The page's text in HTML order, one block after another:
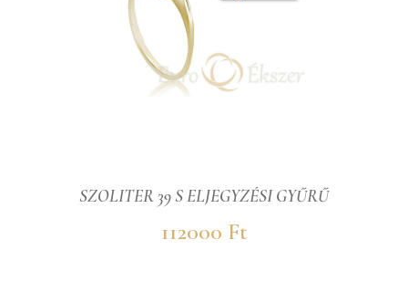
SZOLITER 39 S ELJEGYZÉSI GYŰRŰ
112000 Ft